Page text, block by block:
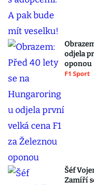
odjela
oponou
F1 Sport
Šéf
Zamíří